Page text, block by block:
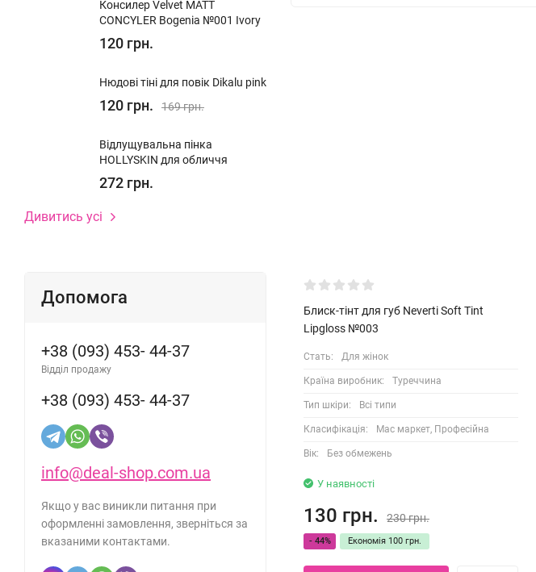
Консилер Velvet MATT
CONCYLER Bogenia №001 Ivory
120 грн.
Нюдові тіні для повік Dikalu pink
120 грн. 169 грн.
Відлущувальна пінка
HOLLYSKIN для обличчя
272 грн.
Дивитись усі
Допомога
+38 (093) 453- 44-37
Відділ продажу
+38 (093) 453- 44-37
info@deal-shop.com.ua
Якщо у вас виникли питання при
оформленні замовлення, зверніться за
вказаними контактами.
Блиск-тінт для губ Neverti Soft Tint
Lipgloss №003
Стать: Для жінок
Країна виробник: Туреччина
Тип шкіри: Всі типи
Класифікація: Мас маркет, Професійна
Вік: Без обмежень
У наявності
130 грн. 230 грн.
- 44% Економія 100 грн.